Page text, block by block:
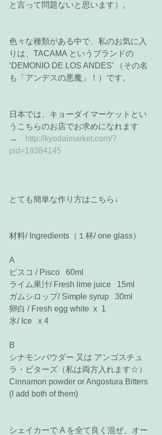
と言って問題ないと思います）。
色々な種類がある中で、私のお気に入
りは、TACAMA というブランドの
‘DEMONIO DE LOS ANDES’ （その名
も「アンデスの悪魔」！）です。
日本では、キョーダイマーケットとい
うこちらのお店でお求めになれます
→
http://kyodaimarket.com/?
pid=19384145
とても簡単な作り方はこちら↓
材料/ Ingredients（１杯/ one glass）
A
ピスコ / Pisco   60ml
ライム果汁/ Fresh lime juice   15ml
ガムシロップ/ Simple syrup   30ml
卵白 / Fresh egg white  x  1
氷/ Ice   x 4
B
シナモンパウダー 又は アンゴスチュ
ラ・ビターズ（私は両方入れます☆）
Cinnamon powder or Angostura Bitters
(I add both of them)
シェイカーで A を全て良く混ぜ、オー